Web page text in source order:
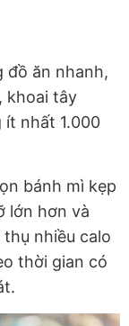
đồ ăn nhanh,
khoai tây
ít nhất 1.000
bánh mì kẹp
lớn hơn và
nhiều calo
thời gian có